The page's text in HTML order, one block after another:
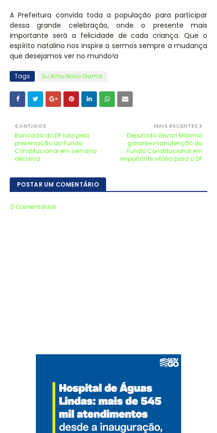
A Prefeitura convida toda a população para participar
dessa grande celebração, onde o presente mais
importante será a felicidade de cada criança. Que o
espírito natalino nos inspire a sermos sempre a mudança
que desejamos ver no mundo!a
Tags Eu Amo Novo Gama
MAIS RECENTES
Deputado Gilvan Máximo
garante manutenção do
Fundo Constitucional em
importante vitória para o DF
ANTIGOS
Bancada do DF luta pela
preservação do Fundo
Constitucional em semana
decisiva
POSTAR UM COMENTÁRIO
0 Comentários